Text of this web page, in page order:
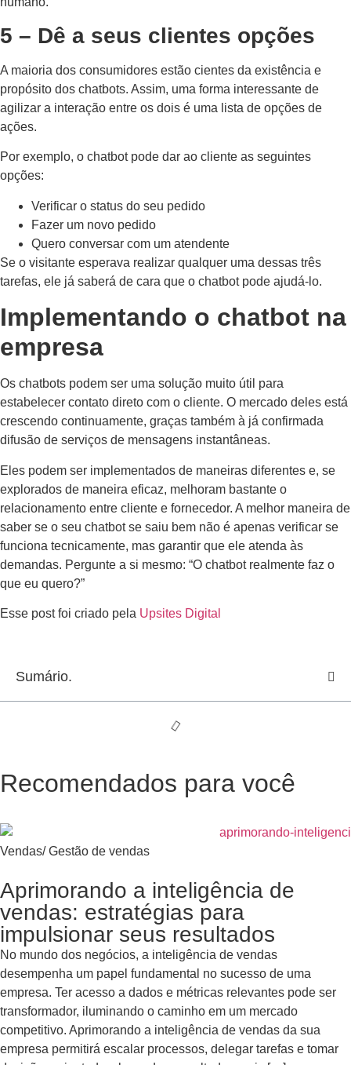
5 – Dê a seus clientes opções
A maioria dos consumidores estão cientes da existência e
propósito dos chatbots. Assim, uma forma interessante de
agilizar a interação entre os dois é uma lista de opções de
ações.
Por exemplo, o chatbot pode dar ao cliente as seguintes
opções:
Verificar o status do seu pedido
Fazer um novo pedido
Quero conversar com um atendente
Se o visitante esperava realizar qualquer uma dessas três
tarefas, ele já saberá de cara que o chatbot pode ajudá-lo.
Implementando o chatbot na
empresa
Os chatbots podem ser uma solução muito útil para
estabelecer contato direto com o cliente. O mercado deles está
crescendo continuamente, graças também à já confirmada
difusão de serviços de mensagens instantâneas.
Eles podem ser implementados de maneiras diferentes e, se
explorados de maneira eficaz, melhoram bastante o
relacionamento entre cliente e fornecedor. A melhor maneira de
saber se o seu chatbot se saiu bem não é apenas verificar se
funciona tecnicamente, mas garantir que ele atenda às
demandas. Pergunte a si mesmo: “O chatbot realmente faz o
que eu quero?”
Esse post foi criado pela Upsites Digital
Sumário.
Recomendados para você
Vendas/Gestão de vendas
Aprimorando a inteligência de
vendas: estratégias para
impulsionar seus resultados
No mundo dos negócios, a inteligência de vendas
desempenha um papel fundamental no sucesso de uma
empresa. Ter acesso a dados e métricas relevantes pode ser
transformador, iluminando o caminho em um mercado
competitivo. Aprimorando a inteligência de vendas da sua
empresa permitirá escalar processos, delegar tarefas e tomar